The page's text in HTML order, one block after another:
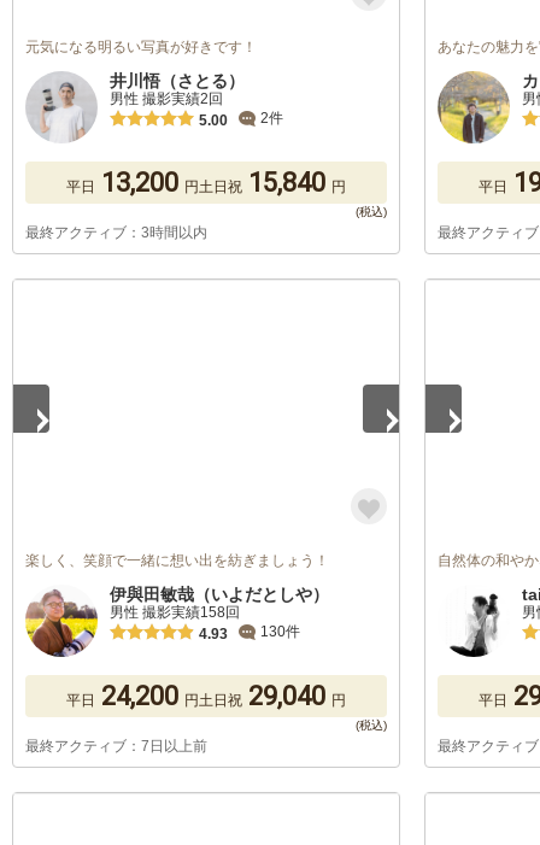
元気になる明るい写真が好きです！
井川悟（さとる）
男性 撮影実績2回
5.00
2件
平日 13,200 円土日祝 15,840 円
最終アクティブ：3時間以内
あなたの魅力
平日
最終アクティ
楽しく、笑顔で一緒に想い出を紡ぎましょう！
伊與田敏哉（いよだとしや）
男性 撮影実績158回
4.93
130件
平日 24,200 円土日祝 29,040 円
最終アクティブ：7日以上前
自然体の和や
平日
最終アクティ